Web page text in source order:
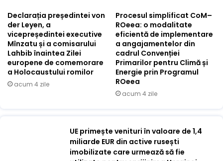
Declarația președintei von
der Leyen, a
vicepreședintei executive
Mînzatu și a comisarului
Lahbib înaintea Zilei
europene de comemorare
a Holocaustului romilor
acum 4 zile
Procesul simplificat CoM–
ROeea: o modalitate
eficientă de implementare
a angajamentelor din
cadrul Convenției
Primarilor pentru Climă și
Energie prin Programul
ROeea
acum 4 zile
UE primește venituri în valoare de 1,4
miliarde EUR din active rusești
imobilizate care urmează să fie